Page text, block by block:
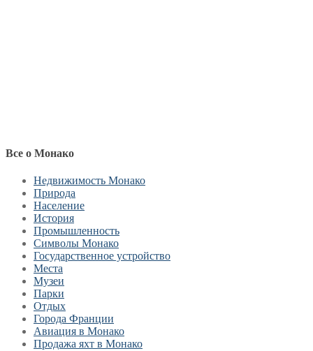
Все о Монако
Недвижимость Монако
Природа
Население
История
Промышленность
Символы Монако
Государственное устройство
Места
Музеи
Парки
Отдых
Города Франции
Авиация в Монако
Продажа яхт в Монако